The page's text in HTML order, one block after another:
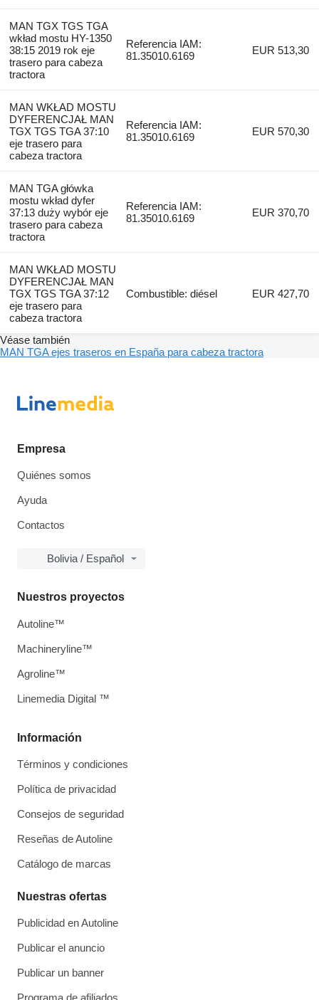
MAN TGX TGS TGA
wkład mostu HY-1350
38:15 2019 rok eje
trasero para cabeza
tractora
Referencia IAM:
81.35010.6169
EUR 513,30
MAN WKŁAD MOSTU
DYFERENCJAŁ MAN
TGX TGS TGA 37:10
eje trasero para
cabeza tractora
Referencia IAM:
81.35010.6169
EUR 570,30
MAN TGA główka
mostu wkład dyfer
37:13 duży wybór eje
trasero para cabeza
tractora
Referencia IAM:
81.35010.6169
EUR 370,70
MAN WKŁAD MOSTU
DYFERENCJAŁ MAN
TGX TGS TGA 37:12
eje trasero para
cabeza tractora
Combustible: diésel EUR 427,70
Véase también
MAN TGA ejes traseros en España para cabeza tractora
Empresa
Quiénes somos
Ayuda
Contactos
Bolivia / Español
Información
Términos y condiciones
Política de privacidad
Consejos de seguridad
Reseñas de Autoline
Catálogo de marcas
Nuestras ofertas
Publicidad en Autoline
Publicar el anuncio
Publicar un banner
Programa de afiliados
Nuestros proyectos
Autoline™
Machineryline™
Agroline™
Linemedia Digital ™